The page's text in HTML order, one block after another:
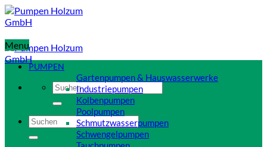
Suchen
nach:
Suchen
nach:
Menu
PUMPEN
Gartenpumpen & Hauswasserwerke
Industriepumpen
Kolbenpumpen
Poolpumpen
Schmutzwasserpumpen
Schwengelpumpen